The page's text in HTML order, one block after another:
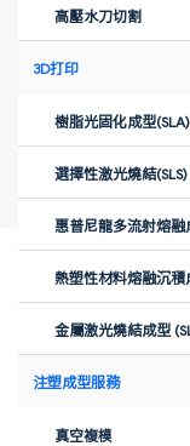
高壓水刀切割
3D打印
樹脂光固化成型(SLA)
選擇性激光燒結(SLS)
惠普尼龍多流射熔融
熱塑性材料熔融沉積
金屬激光燒結成型
注塑成型服務
真空複模
Xometry·Aug 28,
FaceDip 案例研究展
方案的歷程。在尋找
等挑戰時，Nicole 選